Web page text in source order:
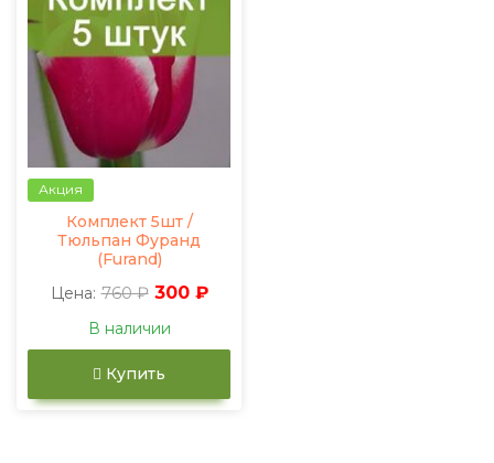
Акция
Комплект 5шт /
Тюльпан Фуранд
(Furand)
Цена: 760 ₽ 300 ₽
В наличии
Купить